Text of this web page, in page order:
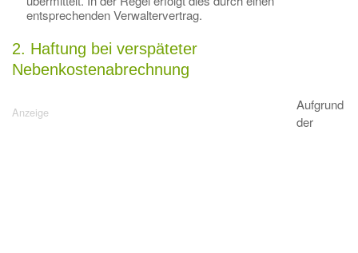
entsprechenden Verwaltervertrag.
2. Haftung bei verspäteter
Nebenkostenabrechnung
Aufgrund
der